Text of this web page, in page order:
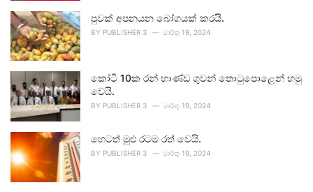
පුවක් අපනයන බෝගයක් කරයි.
BY PUBLISHER 3 මාර්තු 19, 2024
කෝටි 10ක රන් භාණ්ඩ ගුවන් තොටුපොළෙන් හමු
වෙයි.
BY PUBLISHER 3 මාර්තු 19, 2024
හෙටත් මුළු රටම රත් වෙයි.
BY PUBLISHER 3 මාර්තු 19, 2024